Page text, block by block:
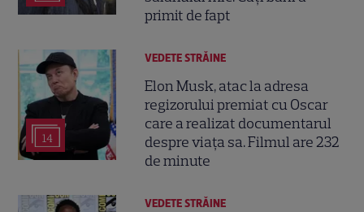
primit de fapt
14
VEDETE STRĂINE
Elon Musk, atac la adresa
regizorului premiat cu Oscar
care a realizat documentarul
despre viața sa. Filmul are 232
de minute
VEDETE STRĂINE